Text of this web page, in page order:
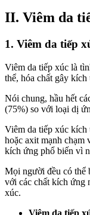
II. Viêm da
1. Viêm da tiếp
Viêm da tiếp xúc là
thể, hóa chất gây
Nói chung, hầu hết
(75%) so với loại dị
Viêm da tiếp xúc kích
hoặc axit mạnh chạm
kích ứng phổ biến vì
Mọi người đều có thể
với các chất kích ứng
xúc.
Viêm da tiếp